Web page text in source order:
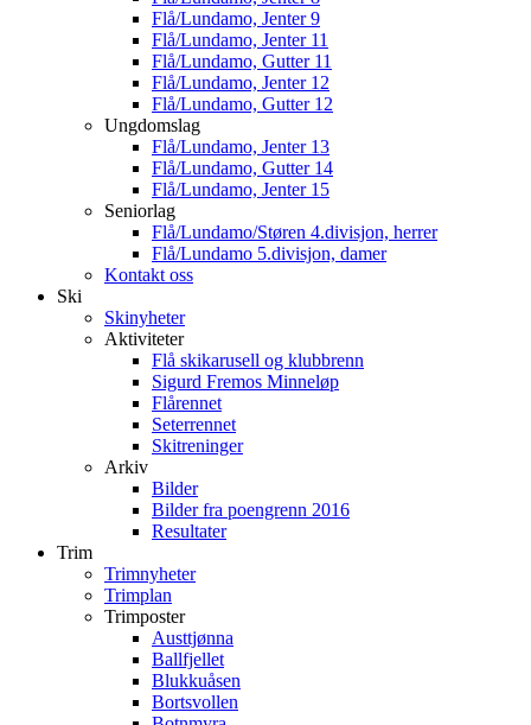
Flå/Lundamo, Jenter 9
Flå/Lundamo, Jenter 11
Flå/Lundamo, Gutter 11
Flå/Lundamo, Jenter 12
Flå/Lundamo, Gutter 12
Ungdomslag
Flå/Lundamo, Jenter 13
Flå/Lundamo, Gutter 14
Flå/Lundamo, Jenter 15
Seniorlag
Flå/Lundamo/Støren 4.divisjon, herrer
Flå/Lundamo 5.divisjon, damer
Kontakt oss
Ski
Skinyheter
Aktiviteter
Flå skikarusell og klubbrenn
Sigurd Fremos Minneløp
Flårennet
Seterrennet
Skitreninger
Arkiv
Bilder
Bilder fra poengrenn 2016
Resultater
Trim
Trimnyheter
Trimplan
Trimposter
Austtjønna
Ballfjellet
Blukkuåsen
Bortsvollen